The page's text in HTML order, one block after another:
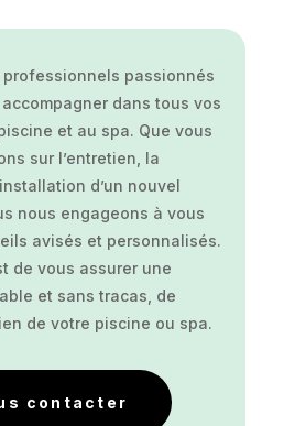
passionnés
dans tous vos
et au spa. Que vous
sur l’entretien, la
d’un nouvel
nous engageons à vous
avisés et personnalisés.
de vous assurer une
et sans tracas, de
de votre piscine ou spa.
contacter